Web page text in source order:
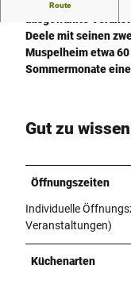
Route
Deele mit seinen
Muspelheim etwa
Sommermonate
Gut zu wissen
Öffnungszeiten
Individuelle
Veranstaltungen)
Küchenarten